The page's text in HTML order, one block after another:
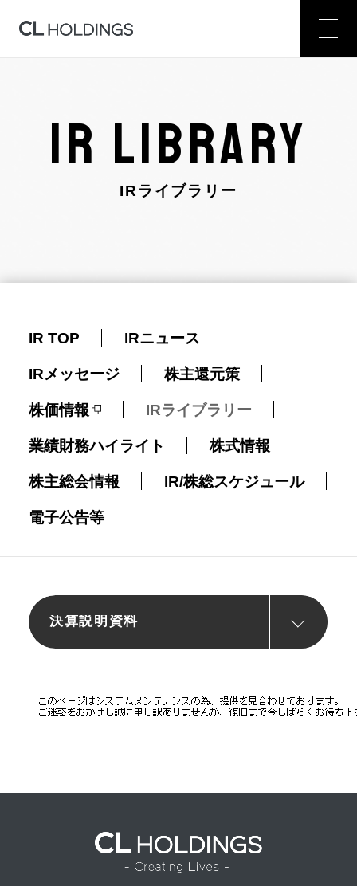
IR LIBRARY
IRライブラリー
IR TOP IRニュース
IRメッセージ 株主還元策
株価情報 IRライブラリー
業績財務ハイライト 株式情報
株主総会情報 IR/株総スケジュール
電子公告等